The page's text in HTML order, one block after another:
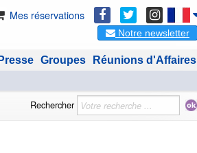
Mes réservations
Notre newsletter
Réunions d'Affaires
Groupes
Presse
Rechercher